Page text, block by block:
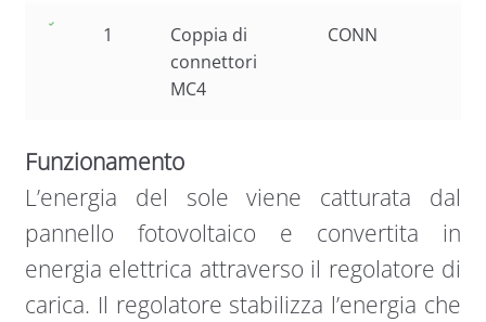
1
Coppia di
connettori
MC4
CONN
Funzionamento
L’energia del sole viene catturata dal
pannello fotovoltaico e convertita in
energia elettrica attraverso il regolatore di
carica. Il regolatore stabilizza l’energia che